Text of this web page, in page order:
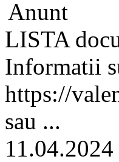
LISTA
Informatii
https://
sau ...